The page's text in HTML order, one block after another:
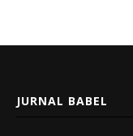
JURNAL BABEL